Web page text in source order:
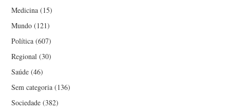
Medicina (15)
Mundo (121)
Política (607)
Regional (30)
Saúde (46)
Sem categoria (136)
Sociedade (382)